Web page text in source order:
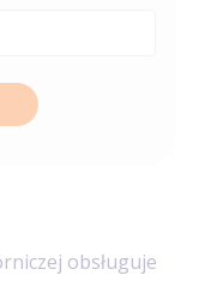
obsługuje